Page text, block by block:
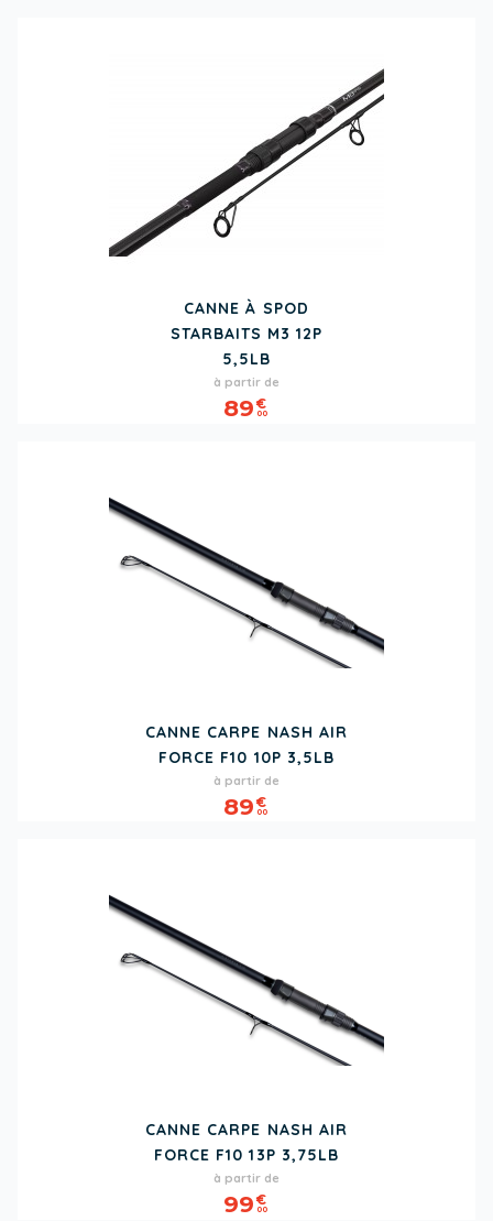
CANNE À SPOD
STARBAITS M3 12P
5,5LB
Prix
à partir de
89€
00
CANNE CARPE NASH AIR
FORCE F10 10P 3,5LB
Prix
à partir de
89€
00
CANNE CARPE NASH AIR
FORCE F10 13P 3,75LB
Prix
à partir de
99€
00